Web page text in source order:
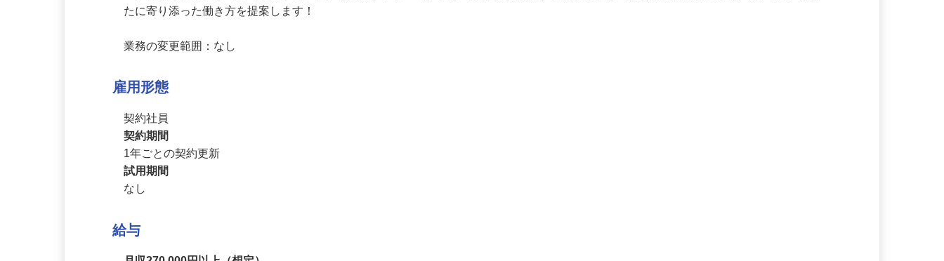
【面接で何でも相談OK｜アルバイト入社可】
たに寄り添った働き方を提案します！
業務の変更範囲：なし
雇用形態
契約社員
契約期間
1年ごとの契約更新
なし